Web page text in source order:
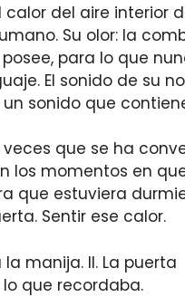
calor del aire interior
Su olor: la
para lo que
El sonido de su
sonido que
que se ha
los momentos en
que estuviera
Sentir ese calor.
manija. II. La puerta
que recordaba.